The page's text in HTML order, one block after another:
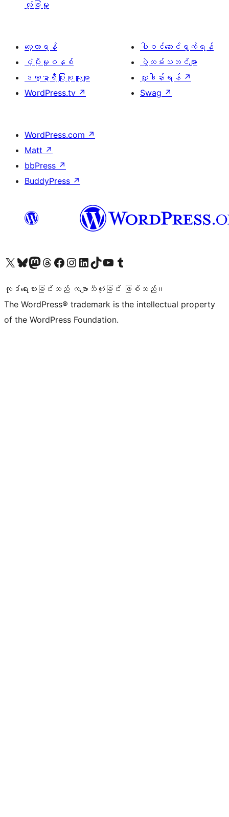
လုံခြုံမှု
လေ့လာရန်
ပံ့ပိုးမှုစနစ်
ဒဏ္ဍာရီပြုစုသူများ
WordPress.tv ↗
ပါဝင်ဆောင်ရွက်ရန်
ပွဲလမ်းသဘင်များ
လှူဒါန်းရန် ↗
Swag ↗
WordPress.com ↗
Matt ↗
bbPress ↗
BuddyPress ↗
ကျွန်ုပ်တို့၏ X (ယခင် Twitter) အကောင့်သို့ သွားရောက်ကြည့်ရှုပါကျွန်ုပ်တို့၏ Bluesky အကောင့်သို့ ဝင်ရောက်ကြည့်ရှုရန်
ကျွန်ုပ်တို့၏ Mastodon အကောင့်သို့ သွားရောက်ကြည့်ရှုပါကျွန်ုပ်တို့၏ Threads အကောင့်သို့ ဝင်ရောက်ကြည့်ရှုရန်
ကျွန်ုပ်တို့၏ Facebook စာမျက်နှာသို့ သွားရောက်ကြည့်ရှုပါကျွန်ုပ်တို့၏ Instagram အကောင့်သို့ သွားရောက်ကြည့်ရှုပါ ကျွန်ုပ်တို့၏ LinkedIn အကောင့်သို့ သွားရောက်ကြည့်ရှုပါကျွန်ုပ်တို့၏ TikTok အကောင့်သို့ ဝင်ရောက်ကြည့်ရှုရန်
ကျွန်ုပ်တို့၏ YouTube ချန်နယ်သို့ သွားရောက်ကြည့်ရှုပါ ကျွန်ုပ်တို့၏ Tumblr အကောင့်သို့ ဝင်ရောက်ကြည့်ရှုရန်
ကုဒ်ရေးသားခြင်းသည် ကဗျာသီကုံးခြင်း ဖြစ်သည်။
The WordPress® trademark is the intellectual property
of the WordPress Foundation.